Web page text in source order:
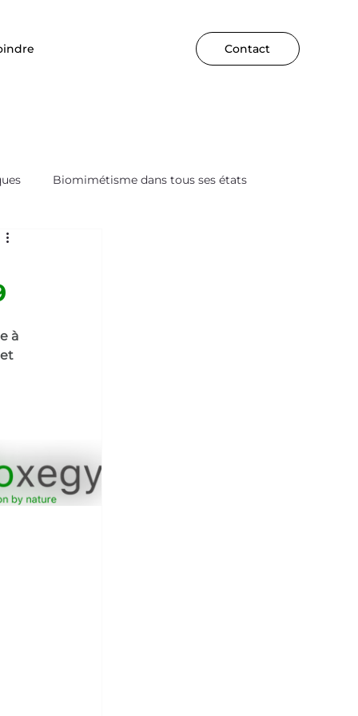
Contact
Biomimétisme dans tous ses états
à